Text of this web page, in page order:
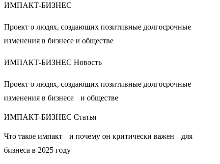
ИМПАКТ-БИЗНЕС
Проект о людях, создающих позитивные долгосрочные
изменения в бизнесе и обществе
ИМПАКТ-БИЗНЕС Новость
Проект о людях, создающих позитивные долгосрочные
изменения в бизнесе и обществе
ИМПАКТ-БИЗНЕС Статья
Что такое импакт и почему он критически важен для
бизнеса в 2025 году